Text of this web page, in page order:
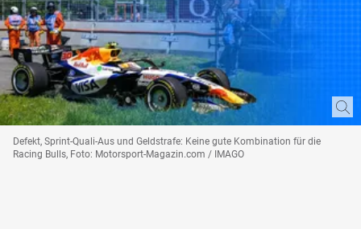
Defekt, Sprint-Quali-Aus und Geldstrafe: Keine gute Kombination für die
Racing Bulls, Foto: Motorsport-Magazin.com / IMAGO